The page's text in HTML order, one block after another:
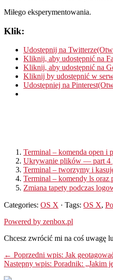
Miłego eksperymentowania.
Klik:
Udostępnij na
Kliknij, aby udostępnić na
Kliknij, aby udostępnić na
Kliknij by udostępnić w
Udostępniej na
Terminal – komenda open i
Ukrywanie plików — part 4
Terminal – tworzymy i
Terminal – komendy ls oraz
Zmiana tapety podczas
Categories: OS X · Tags: OS X,
Powered by zenbox.pl
Chcesz zwrócić mi na coś uwagę
← Poprzedni wpis: Jak
Następny wpis: Poradnik: „Jakim